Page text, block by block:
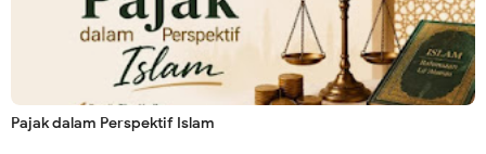
Pajak dalam Perspektif Islam